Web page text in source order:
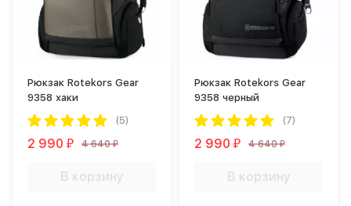
Рюкзак Rotekors Gear
9358 хаки
(5)
2 990₽ 4 640₽
В корзину
Рюкзак Rotekors Gear
9358 черный
(7)
2 990₽ 4 640₽
В корзину